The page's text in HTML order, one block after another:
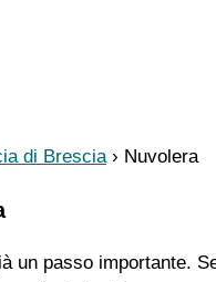
di Brescia › Nuvolera
un passo importante.